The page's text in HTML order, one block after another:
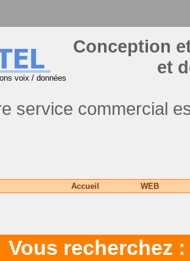
voix / données
Conception
et
service commercial
Accueil WEB
Vous recherchez